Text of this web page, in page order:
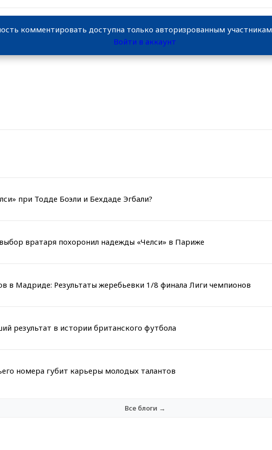
при Тодде Боэли и Бехдаде Эгбали?
вратаря похоронил надежды «Челси» в Париже
в Мадриде: Результаты жеребьевки 1/8 финала Лиги чемпионов
результат в истории британского футбола
номера губит карьеры молодых талантов
Все блоги →
комментировать доступна только авторизрованным участникам
Войти в аккаунт